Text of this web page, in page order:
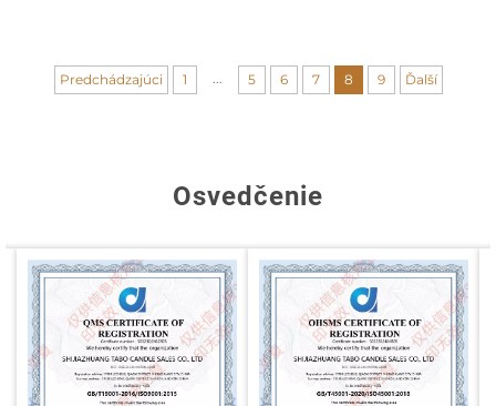
Predchádzajúci 1 5 6 7 8 9 Ďalší
Osvedčenie